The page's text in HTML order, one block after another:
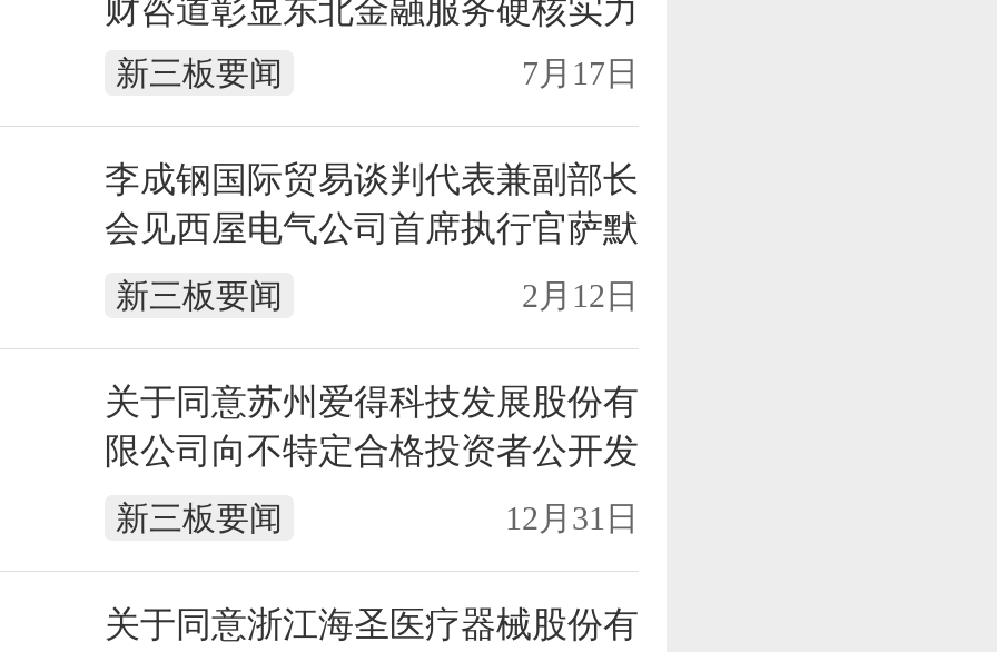
财咨道彰显东北金融服务硬核实力
新三板要闻 7月17日
李成钢国际贸易谈判代表兼副部长
会见西屋电气公司首席执行官萨默
纳
新三板要闻 2月12日
关于同意苏州爱得科技发展股份有
限公司向不特定合格投资者公开发
行股票注册的批复
新三板要闻 12月31日
关于同意浙江海圣医疗器械股份有